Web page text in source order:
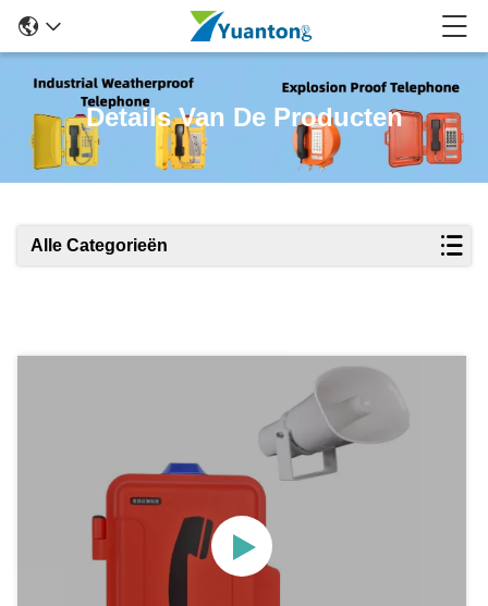
Details Van De Producten
Alle Categorieën